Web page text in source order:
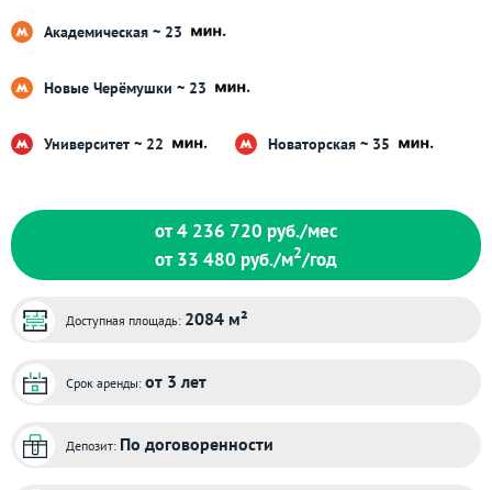
Академическая ~ 23
Новые Черёмушки ~ 23
Университет ~ 22 Новаторская ~ 35
от 4 236 720 руб./мес
от 33 480 руб./м2/год
Доступная площадь: 2084 м²
Срок аренды: от 3 лет
Депозит: По договоренности